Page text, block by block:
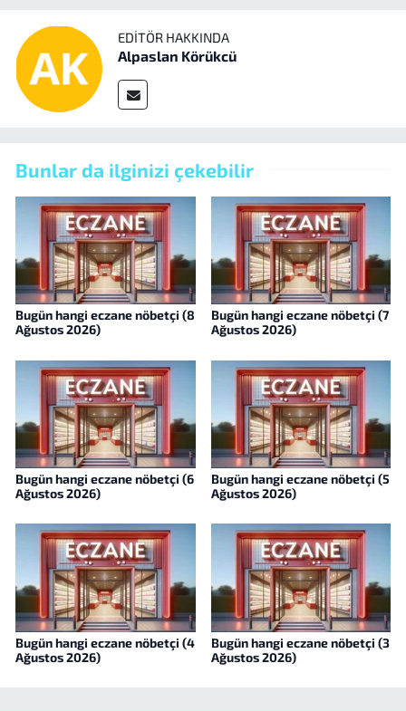
EDITÖR HAKKINDA
Alpaslan Körükcü
Bunlar da ilginizi çekebilir
Bugün hangi eczane nöbetçi (8
Ağustos 2026)
Bugün hangi eczane nöbetçi (7
Ağustos 2026)
Bugün hangi eczane nöbetçi (6
Ağustos 2026)
Bugün hangi eczane nöbetçi (5
Ağustos 2026)
Bugün hangi eczane nöbetçi (4
Ağustos 2026)
Bugün hangi eczane nöbetçi (3
Ağustos 2026)